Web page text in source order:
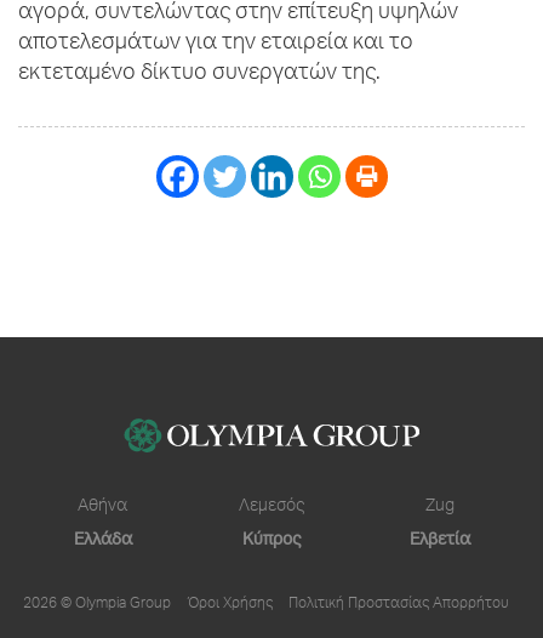
αγορά, συντελώντας στην επίτευξη υψηλών
αποτελεσμάτων για την εταιρεία και το
εκτεταμένο δίκτυο συνεργατών της.
Αθήνα
Ελλάδα
Λεμεσός
Κύπρος
Zug
Ελβετία
2026 © Olympia Group Όροι Χρήσης Πολιτική Προστασίας Απορρήτου